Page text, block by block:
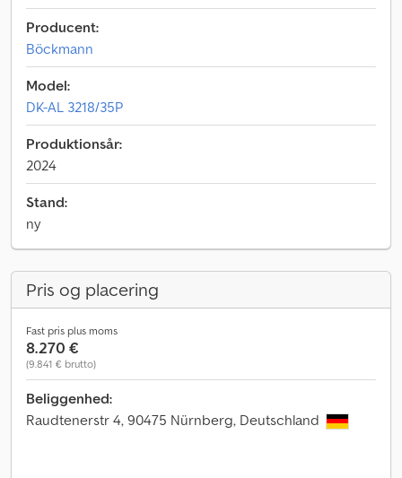
Producent:
Böckmann
Model:
DK-AL 3218/35P
Produktionsår:
2024
Stand:
ny
Pris og placering
Fast pris plus moms
8.270 €
(9.841 € brutto)
Beliggenhed:
Raudtenerstr 4, 90475 Nürnberg, Deutschland